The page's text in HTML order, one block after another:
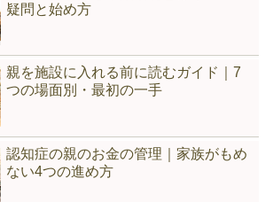
疑問と始め方
親を施設に入れる前に読むガイド｜7
つの場面別・最初の一手
認知症の親のお金の管理｜家族がもめ
ない4つの進め方